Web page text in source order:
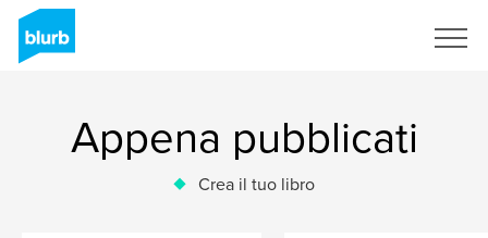
Appena pubblicati
Crea il tuo libro